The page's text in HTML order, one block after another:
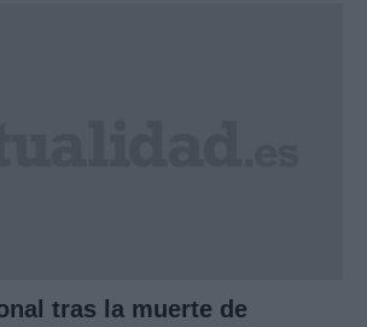
tras la muerte de